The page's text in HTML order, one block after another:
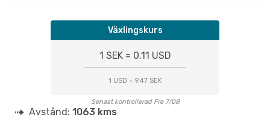
Växlingskurs
1 SEK = 0.11 USD
1 USD = 9.47 SEK
Senast kontrollerad Fre 7/08
Avstånd: 1063 kms